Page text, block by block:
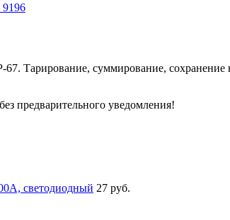
9196
Тарирование, суммирование, сохранение
предварительного уведомления!
светодиодный 27 руб.